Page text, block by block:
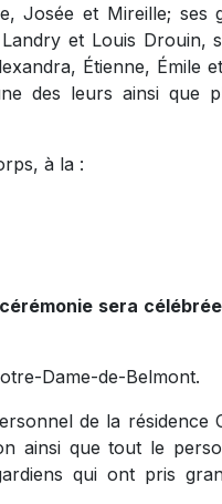
Josée et Mireille; ses
et Louis Drouin,
Étienne, Émile
des leurs ainsi que
à la :
sera
Dame-de-Belmont.
de la résidence
ainsi que tout le
qui ont pris